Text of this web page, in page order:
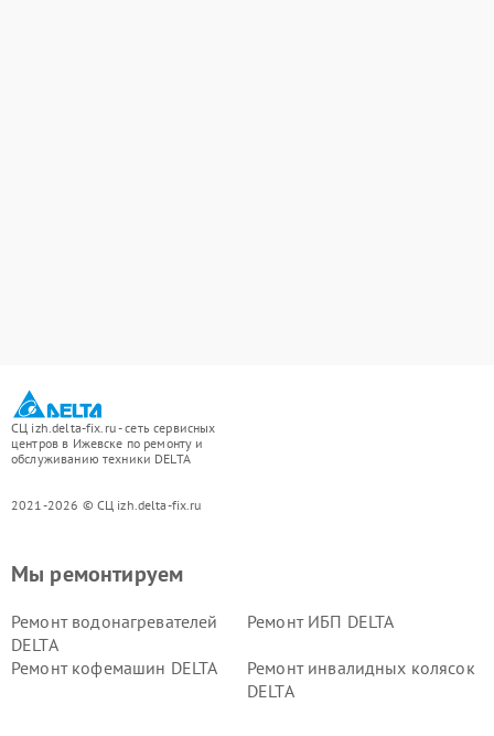
СЦ izh.delta-fix.ru - сеть сервисных
центров в Ижевске по ремонту и
обслуживанию техники DELTA
2021-2026 © СЦ izh.delta-fix.ru
Мы ремонтируем
Ремонт водонагревателей
DELTA
Ремонт ИБП DELTA
Ремонт кофемашин DELTA
Ремонт инвалидных колясок
DELTA